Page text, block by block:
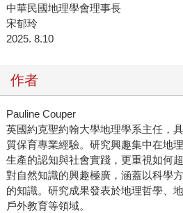
中華民國地理學會理事長
宋郁玲
2025. 8.10
作者
Pauline Couper
英國約克聖約翰大學地理學系主任，
質保育專業經驗。研究興趣集中在地
生產的認知與社會實踐，更重視如何
對自然知識的興趣極廣，涵蓋以科學
的知識。研究成果發表於地理哲學、
戶外教育等領域。